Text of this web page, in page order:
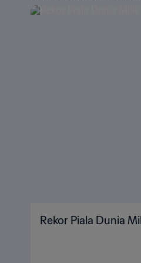
Rekor Piala Dunia